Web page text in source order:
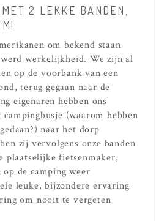
2 LEKKE BANDEN,
om bekend staan
werkelijkheid. We zijn al
op de voorbank van een
terug gegaan naar de
eigenaren hebben ons
(waarom hebben
naar het dorp
zij vervolgens onze banden
plaatselijke fietsenmaker,
op de camping weer
leuke, bijzondere ervaring
om nooit te vergeten